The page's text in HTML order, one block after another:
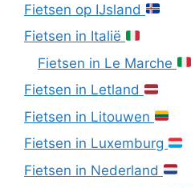
Fietsen op IJsland
Fietsen in Italië
Fietsen in Le Marche
Fietsen in Letland
Fietsen in Litouwen
Fietsen in Luxemburg
Fietsen in Nederland